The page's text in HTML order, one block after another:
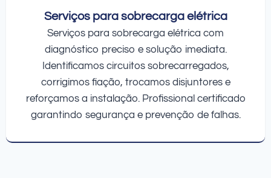
Serviços para sobrecarga elétrica
Serviços para sobrecarga elétrica com
diagnóstico preciso e solução imediata.
Identificamos circuitos sobrecarregados,
corrigimos fiação, trocamos disjuntores e
reforçamos a instalação. Profissional certificado
garantindo segurança e prevenção de falhas.